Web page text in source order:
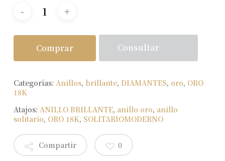
Comprar Consultar
Categorías: Anillos, brillante, DIAMANTES, oro, ORO
18K
Atajos: ANILLO BRILLANTE, anillo oro, anillo
solitario, ORO 18K, SOLITARIOMODERNO
Compartir 0